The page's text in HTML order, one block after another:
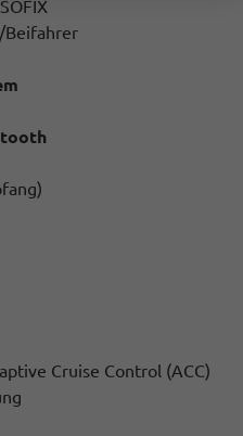
Beifahrer
Cruise Control (ACC)